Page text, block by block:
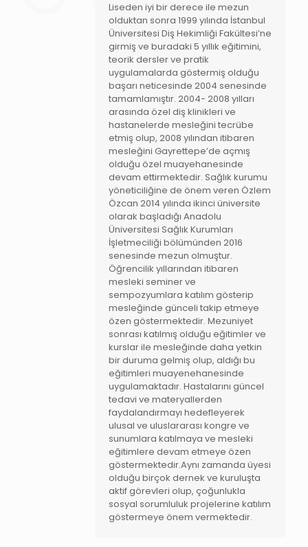
Liseden iyi bir derece ile mezun
olduktan sonra 1999 yılında İstanbul
Üniversitesi Diş Hekimliği Fakültesi’ne
girmiş ve buradaki 5 yıllık eğitimini,
teorik dersler ve pratik
uygulamalarda göstermiş olduğu
başarı neticesinde 2004 senesinde
tamamlamıştır. 2004- 2008 yılları
arasında özel diş klinikleri ve
hastanelerde mesleğini tecrübe
etmiş olup, 2008 yılından itibaren
mesleğini Gayrettepe’de açmış
olduğu özel muayehanesinde
devam ettirmektedir. Sağlık kurumu
yöneticiliğine de önem veren Özlem
Özcan 2014 yılında ikinci üniversite
olarak başladığı Anadolu
Üniversitesi Sağlık Kurumları
İşletmeciliği bölümünden 2016
senesinde mezun olmuştur.
Öğrencilik yıllarından itibaren
mesleki seminer ve
sempozyumlara katılım gösterip
mesleğinde günceli takip etmeye
özen göstermektedir. Mezuniyet
sonrası katılmış olduğu eğitimler ve
kurslar ile mesleğinde daha yetkin
bir duruma gelmiş olup, aldığı bu
eğitimleri muayenehanesinde
uygulamaktadır. Hastalarını güncel
tedavi ve materyallerden
faydalandırmayı hedefleyerek
ulusal ve uluslararası kongre ve
sunumlara katılmaya ve mesleki
eğitimlere devam etmeye özen
göstermektedir.Aynı zamanda üyesi
olduğu birçok dernek ve kuruluşta
aktif görevleri olup, çoğunlukla
sosyal sorumluluk projelerine katılım
göstermeye önem vermektedir.